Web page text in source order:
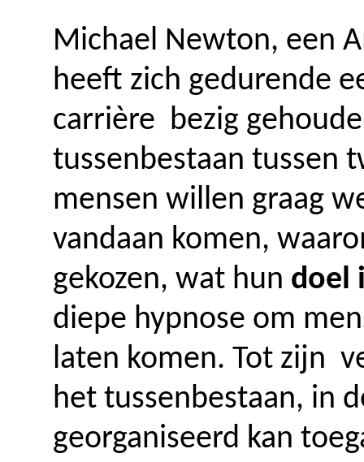
Michael Newton, een
heeft zich gedurende
carrière bezig
tussenbestaan tussen
mensen willen graag
vandaan komen,
gekozen, wat hun doel
diepe hypnose om
laten komen. Tot zijn
het tussenbestaan, in
georganiseerd kan